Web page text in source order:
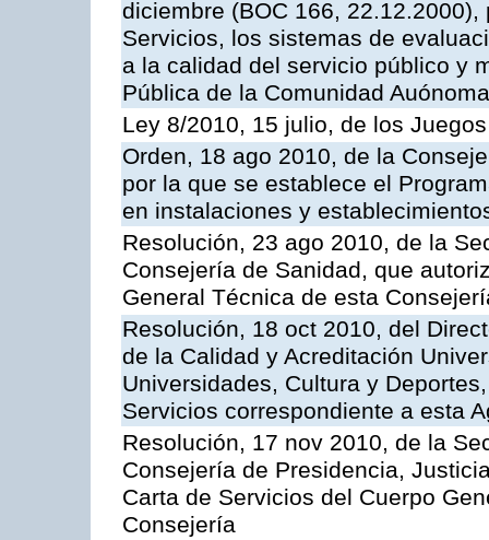
diciembre (BOC 166,
Servicios, los sistemas de
a la calidad del servicio público y
Pública de la Comunidad
Ley 8/2010, 15 julio, de los
Orden, 18 ago 2010, de la
por la que se establece el
en instalaciones y
Resolución, 23 ago 2010, de la
Consejería de Sanidad, que
General Técnica de esta
Resolución, 18 oct 2010, del
de la Calidad y Acreditación
Universidades, Cultura y
Servicios correspondiente a esta
Resolución, 17 nov 2010, de la
Consejería de Presidencia,
Carta de Servicios del Cuerpo
Consejería